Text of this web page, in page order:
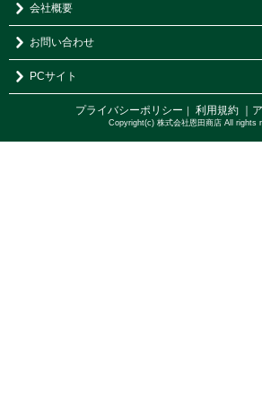
会社概要
お問い合わせ
PCサイト
プライバシーポリシー ｜ 利用規約 ｜
Copyright(c) 株式会社恩田商店 All rights